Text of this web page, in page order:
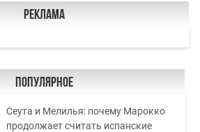
Реклама
Популярное
Сеута и Мелилья: почему Марокко
продолжает считать испанские